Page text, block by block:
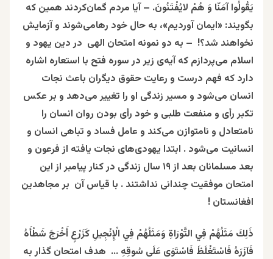
یَقُولُوا آمَنّا وَ هُمْ لایُفْتَنُونَ. – آيا مردم گمان‌كردند همين كه
بگويند: «ايمان آورديم»، به حال خود رها‌مى‌شوند و آزمايش
نخواهند شد؟! – به دو نمونه امتحان الهی در دین یهود و
اسلام می‌پردازم که آیه‌ی زیر در سوره فتح با استعاره اشاره
دارد که فهم درست و رعایت حقوق دیگران باعث نجات
انسان می‌شود و مسیر زندگی او را تغییر می‌دهد و بر عکس
تکبر رأی و منفعت‌ طلبی و خود رأی بودن روان انسان را
نامتعادل و نامتوازن می‌کند و عامل فساد و تباهی انسان و
انسانیت می‌شود . ابتدا یهودی‌های نجات یافته از فرعون و
بعد مسلمانان بعد از ۱۹ سال زندگی در کنار پیامبر از این
امتحان موفقیت چندانی نداشتند . با قیاس آن بر مجاهدین
افغانستان !
ذَلِكَ مَثَلُهُمْ فِي التَّوْرَاةِ وَمَثَلُهُمْ فِي الْإِنْجِيلِ كَزَرْعٍ أَخْرَجَ شَطْأَهُ
فَآزَرَهُ فَاسْتَغْلَظَ فَاسْتَوَى عَلَى سُوقِهِ … هدف امتحان گذار به